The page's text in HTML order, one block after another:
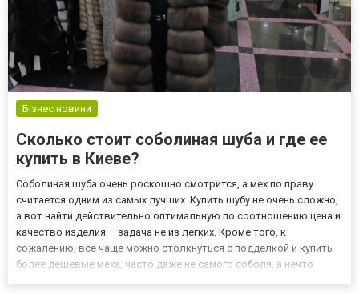
Бізнес новини
Сколько стоит соболиная шуба и где ее
купить в Киеве?
Соболиная шуба очень роскошно смотрится, а мех по праву
считается одним из самых лучших. Купить шубу не очень сложно,
а вот найти действительно оптимальную по соотношению цена и
качество изделия – задача не из легких. Кроме того, к
сожалению, все чаще можно столкнуться с подделкой и купить
более дешевые меха, часто даже не самого соболя, а нечто